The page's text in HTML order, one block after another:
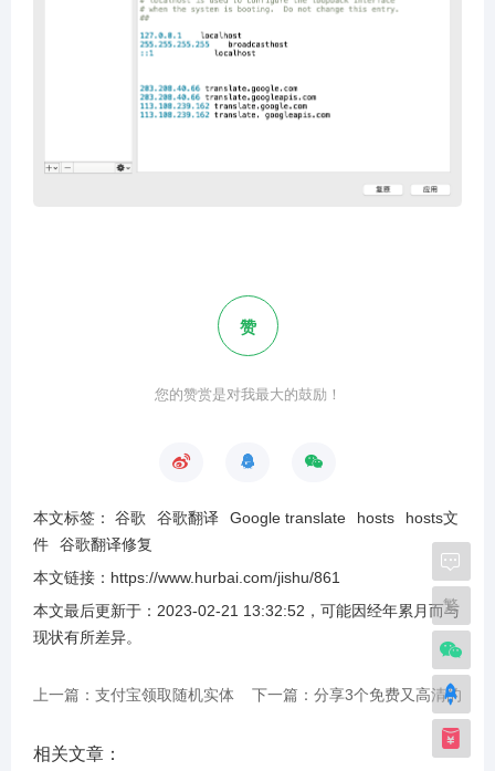
赞
您的赞赏是对我最大的鼓励！
本文标签： 谷歌 谷歌翻译 Google translate hosts
hosts文
件
谷歌翻译修复
本文链接： https://www.hurbai.com/jishu/861
本文最后更新于： 2023-02-21 13:32:52 ，可能因经年累月而与
现状有所差异。
上一篇：支付宝领取随机实体 下一篇：分享3个免费又高清的
在线视频转GIF方法
相关文章：
繁